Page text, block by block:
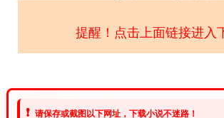
提醒！点击上面链接进入
❗ 请保存或截图以下网址，下载小说不迷路！